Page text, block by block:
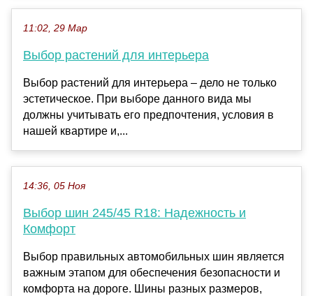
11:02, 29 Мар
Выбор растений для интерьера
Выбор растений для интерьера – дело не только
эстетическое. При выборе данного вида мы
должны учитывать его предпочтения, условия в
нашей квартире и,...
14:36, 05 Ноя
Выбор шин 245/45 R18: Надежность и
Комфорт
Выбор правильных автомобильных шин является
важным этапом для обеспечения безопасности и
комфорта на дороге. Шины разных размеров,